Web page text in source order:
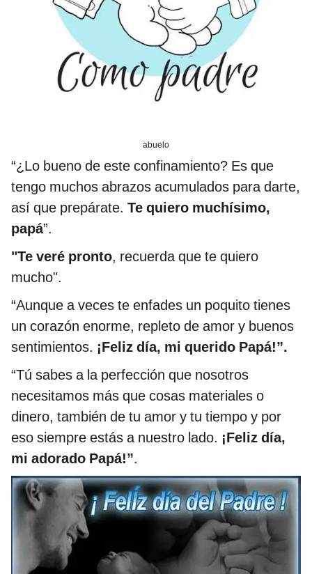
abuelo
“¿Lo bueno de este confinamiento? Es que
tengo muchos abrazos acumulados para darte,
así que prepárate. Te quiero muchísimo,
papá”.
"Te veré pronto, recuerda que te quiero
mucho".
“Aunque a veces te enfades un poquito tienes
un corazón enorme, repleto de amor y buenos
sentimientos. ¡Feliz día, mi querido Papá!”.
“Tú sabes a la perfección que nosotros
necesitamos más que cosas materiales o
dinero, también de tu amor y tu tiempo y por
eso siempre estás a nuestro lado. ¡Feliz día,
mi adorado Papá!”.